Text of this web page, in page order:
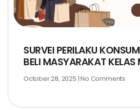
SURVEI PERILAKU
BELI MASYARAKAT KELAS
October 28, 2025 No Comments